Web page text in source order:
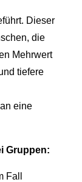
Dieser
die
Mehrwert
tiefere
eine
Gruppen:
Fall